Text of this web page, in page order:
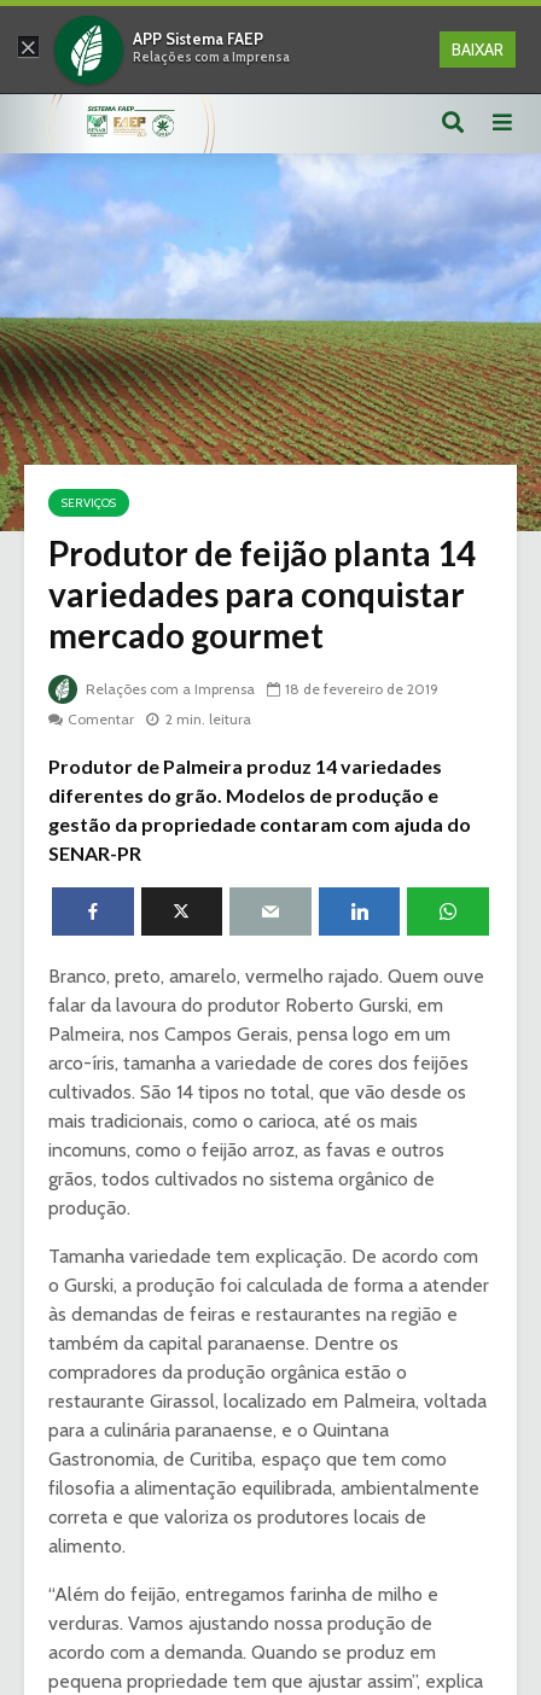
× APP Sistema FAEP
Relações com a Imprensa BAIXAR
SERVIÇOS
Produtor de feijão planta 14
variedades para conquistar
mercado gourmet
Relações com a Imprensa
18 de fevereiro de 2019
Comentar
2 min. leitura
Produtor de Palmeira produz 14 variedades
diferentes do grão. Modelos de produção e
gestão da propriedade contaram com ajuda do
SENAR-PR
Branco, preto, amarelo, vermelho rajado. Quem ouve
falar da lavoura do produtor Roberto Gurski, em
Palmeira, nos Campos Gerais, pensa logo em um
arco-íris, tamanha a variedade de cores dos feijões
cultivados. São 14 tipos no total, que vão desde os
mais tradicionais, como o carioca, até os mais
incomuns, como o feijão arroz, as favas e outros
grãos, todos cultivados no sistema orgânico de
produção.
Tamanha variedade tem explicação. De acordo com
o Gurski, a produção foi calculada de forma a atender
às demandas de feiras e restaurantes na região e
também da capital paranaense. Dentre os
compradores da produção orgânica estão o
restaurante Girassol, localizado em Palmeira, voltada
para a culinária paranaense, e o Quintana
Gastronomia, de Curitiba, espaço que tem como
filosofia a alimentação equilibrada, ambientalmente
correta e que valoriza os produtores locais de
alimento.
“Além do feijão, entregamos farinha de milho e
verduras. Vamos ajustando nossa produção de
acordo com a demanda. Quando se produz em
pequena propriedade tem que ajustar assim”, explica